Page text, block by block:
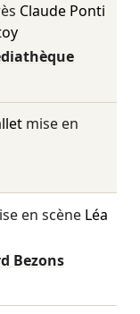
Claude Ponti
mise en
en scène Léa
Bezons